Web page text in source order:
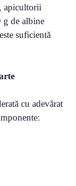
apicultorii
g de albine
suficientă
cu adevărat